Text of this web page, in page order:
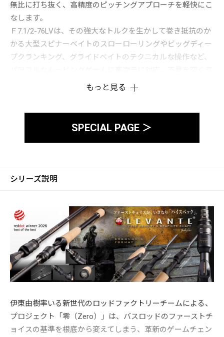
無比に打ち抜く、高精度のピッチングアプローチを軽快にこ
なします。
Ｆ7.1/2-76LVは、その強大なトルクを生かして巻き抵抗のか
かる大型スピナーベイトのスローローリングやビッグディー
プクランキング、グライドベイトのテクニカルな操作など、
フアタックを絡め獲るしなやかなフックアップ能力と圧巻の
もっと見る
SPECIAL PAGE ＞
シリーズ説明
伊東由樹率いる新世代のロッドファクトリーチームによる、
プロジェクト「零（Zero）」は、バスロッドのファーストチ
ョイスの基準を根底から変えてしまう、革新のゲームチェン